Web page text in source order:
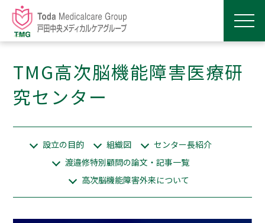
TMG高次脳機能障害医療研
究センター
設立の目的 組織図
センター長紹介
渡邉修特別顧問の論文・記事一覧
高次脳機能障害外来について